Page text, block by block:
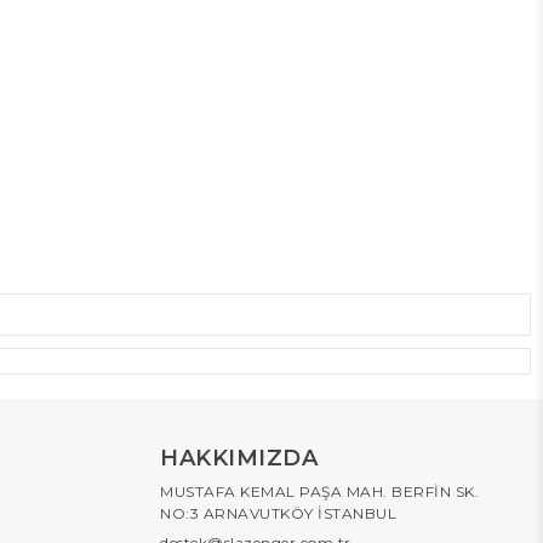
HAKKIMIZDA
MUSTAFA KEMAL PAŞA MAH. BERFİN SK.
NO:3 ARNAVUTKÖY İSTANBUL